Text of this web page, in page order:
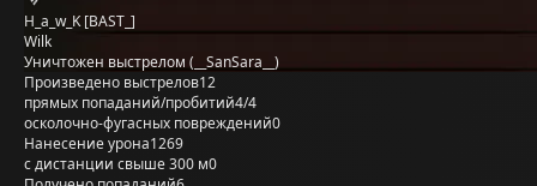
H_a_w_K [BAST_]
Wilk
Уничтожен выстрелом (__SanSara__)
Произведено выстрелов12
прямых попаданий/пробитий4/4
осколочно-фугасных повреждений0
Нанесение урона1269
с дистанции свыше 300 м0